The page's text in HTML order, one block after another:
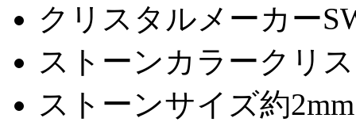
クリスタルメーカー
ストーンカラークリ
ストーンサイズ約2mm